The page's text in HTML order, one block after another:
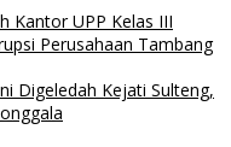
Kantor UPP Kelas III
Perusahaan Tambang
Digeledah Kejati Sulteng,